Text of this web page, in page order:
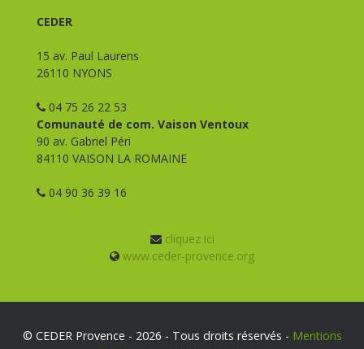
CEDER
15 av. Paul Laurens
26110 NYONS
04 75 26 22 53
Comunauté de com. Vaison Ventoux
90 av. Gabriel Péri
84110 VAISON LA ROMAINE
04 90 36 39 16
cliquez ici
www.ceder-provence.org
© CEDER Provence - 2026 - Tous droits réservés - Mentions